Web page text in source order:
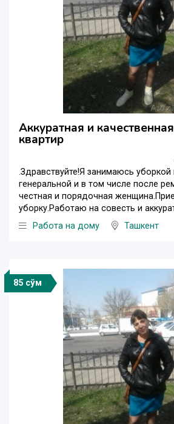
Аккуратная и
квартир
.Здравствуйте!Я занимаюсь уборкой
генеральной и в том числе после
честная и порядочная
уборку.Работаю на совесть и
Работа на дому
Ташкент
85 сўм